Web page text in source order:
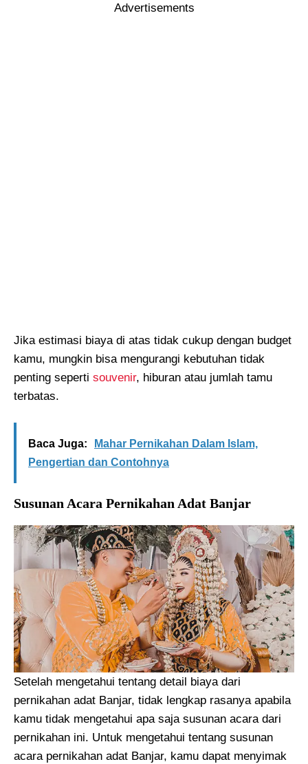
Advertisements
Jika estimasi biaya di atas tidak cukup dengan budget
kamu, mungkin bisa mengurangi kebutuhan tidak
penting seperti souvenir, hiburan atau jumlah tamu
terbatas.
Baca Juga:
Mahar Pernikahan Dalam Islam,
Pengertian dan Contohnya
Susunan Acara Pernikahan Adat Banjar
Setelah mengetahui tentang detail biaya dari
pernikahan adat Banjar, tidak lengkap rasanya apabila
kamu tidak mengetahui apa saja susunan acara dari
pernikahan ini. Untuk mengetahui tentang susunan
acara pernikahan adat Banjar, kamu dapat menyimak